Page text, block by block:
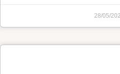
28/05/